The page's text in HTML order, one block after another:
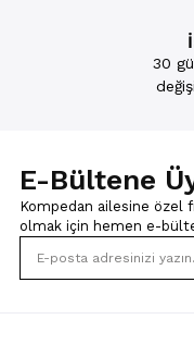
30
E-Bültene
Kompedan ailesine özel
olmak için hemen e-